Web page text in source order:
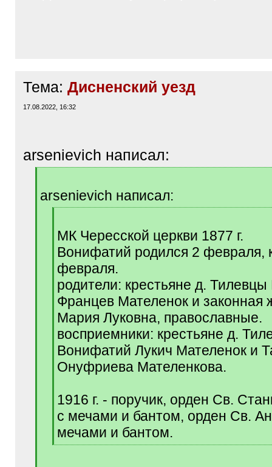
Тема: Дисненский уезд
17.08.2022, 16:32
arsenievich написал:
]arsenievich написал:
МК Чересской церкви 1877 г.
Вонифатий родился 2 февраля,
февраля.
родители: крестьяне д. Тилевцы
Францев Мателенок и законная
Мария Луковна, православные.
восприемники: крестьяне д.
Вонифатий Лукич Мателенок и
Онуфриева Мателенкова.
1916 г. - поручик, орден Св.
с мечами и бантом, орден Св.
мечами и бантом.
[